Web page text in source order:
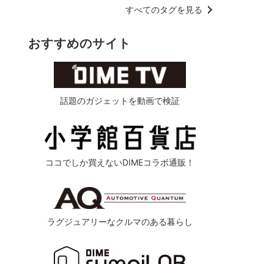
すべてのタグを見る
おすすめのサイト
話題のガジェットを動画で検証
ココでしか買えないDIMEコラボ通販！
ラグジュアリーなクルマのある暮らし